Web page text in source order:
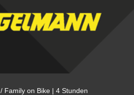
/ Family on Bike | 4 Stunden